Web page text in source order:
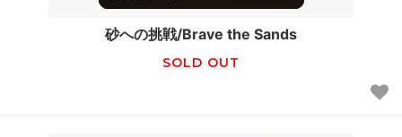
砂への挑戦/Brave the Sands
SOLD OUT